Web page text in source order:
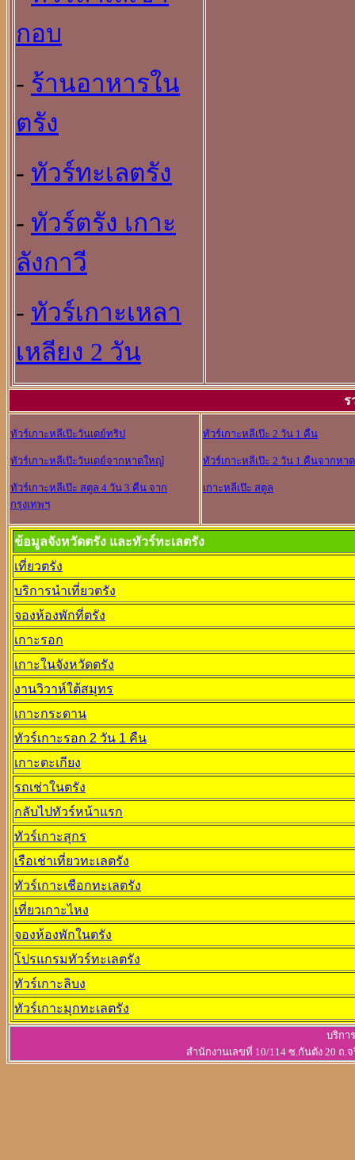
กอบ
- ร้านอาหารใน
ตรัง
- ทัวร์ทะเลตรัง
- ทัวร์ตรัง เกาะ
ลังกาวี
- ทัวร์เกาะเหลา
เหลียง 2 วัน
ร
ทัวร์เกาะหลีเป๊ะวันเดย์ทริป
ทัวร์เกาะหลีเป๊ะวันเดย์จากหาดใหญ๋
ทัวร์เกาะหลีเป๊ะ สตูล 4 วัน 3 คืน จาก
กรุงเทพฯ
ทัวร์เกาะหลีเป๊ะ 2 วัน 1 คืน
ทัวร์เกาะหลีเป๊ะ 2 วัน 1 คืนจากหา
เกาะหลีเป๊ะ สตูล
ข้อมูลจังหวัดตรัง และทัวร์ทะเลตรัง
เที่ยวตรัง
บริการนำเที่ยวตรัง
จองห้องพักที่ตรัง
เกาะรอก
เกาะในจังหวัดตรัง
งานวิวาห์ใต้สมุทร
เกาะกระดาน
ทัวร์เกาะรอก 2 วัน 1 คืน
เกาะตะเกียง
รถเช่าในตรัง
กลับไปทัวร์หน้าแรก
ทัวร์เกาะสุกร
เรือเช่าเที่ยวทะเลตรัง
ทัวร์เกาะเชือกทะเลตรัง
เที่ยวเกาะไหง
จองห้องพักในตรัง
โปรแกรมทัวร์ทะเลตรัง
ทัวร์เกาะลิบง
ทัวร์เกาะมุกทะเลตรัง
บริกา
สำนักงานเลขที่ 10/114 ซ.กันตัง 20 ถ.